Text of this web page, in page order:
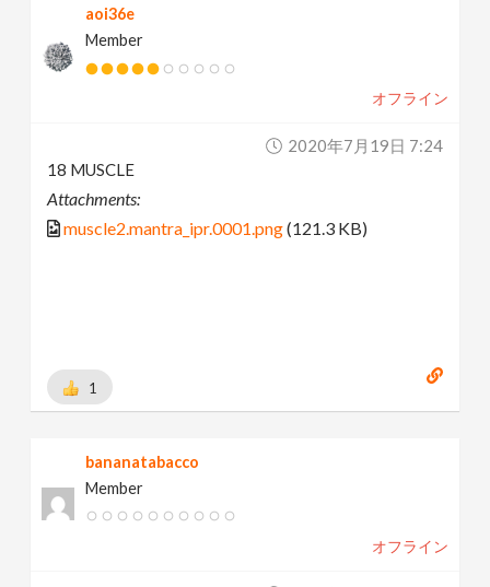
aoi36e
Member
オフライン
2020年7月19日 7:24
18 MUSCLE
Attachments:
muscle2.mantra_ipr.0001.png(121.3 KB)
1
bananatabacco
Member
オフライン